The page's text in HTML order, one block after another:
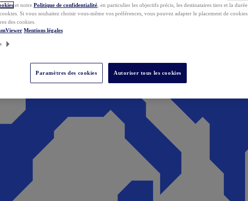
et notre Politique de confidentialité , en particulier les objectifs précis, les destinataires tiers et la durée
Si vous souhaitez choisir vous-même vos préférences, vous pouvez adapter le placement de cookies
des cookies.
Mentions légales
Paramètres des cookies Autoriser tous les cookies